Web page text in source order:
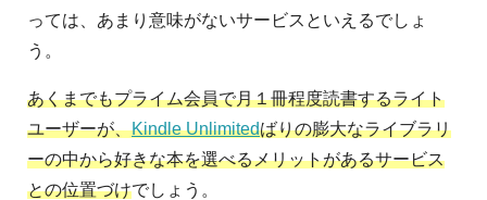
っては、あまり意味がないサービスといえるでしょ
う。
あくまでもプライム会員で月１冊程度読書するライト
ユーザーが、Kindle Unlimitedばりの膨大なライブラリ
ーの中から好きな本を選べるメリットがあるサービス
との位置づけでしょう。